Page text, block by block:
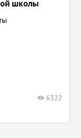
школы
6322